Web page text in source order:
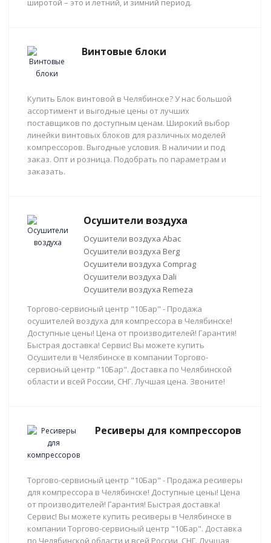
широтой – это и летний, и зимний период.
Винтовые блоки
Купить Блок винтовой в Челябинске? У нас большой
ассортимент и выгодные цены от лучших
поставщиков по доступным ценам. Широкий выбор
линейки винтовых блоков для различных моделей
компрессоров. Выгодные условия. В наличии и под
заказ. Опт и розница. Подобрать по параметрам и
заказать.
Осушители воздуха
Осушители воздуха Abac
Осушители воздуха Berg
Осушители воздуха Comprag
Осушители воздуха Dali
Осушители воздуха Remeza
Торгово-сервисный центр "10Бар" - Продажа
осушителей воздуха для компрессора в Челябинске!
Доступные цены! Цена от производителей! Гарантия!
Быстрая доставка! Сервис! Вы можете купить
Осушители в Челябинске в компании Торгово-
сервисный центр "10Бар". Доставка по Челябинской
области и всей России, СНГ. Лучшая цена. Звоните!
Ресиверы для компрессоров
Торгово-сервисный центр "10Бар" - Продажа ресиверы
для компрессора в Челябинске! Доступные цены! Цена
от производителей! Гарантия! Быстрая доставка!
Сервис! Вы можете купить ресиверы в Челябинске в
компании Торгово-сервисный центр "10Бар". Доставка
по Челябинской области и всей России, СНГ. Лучшая